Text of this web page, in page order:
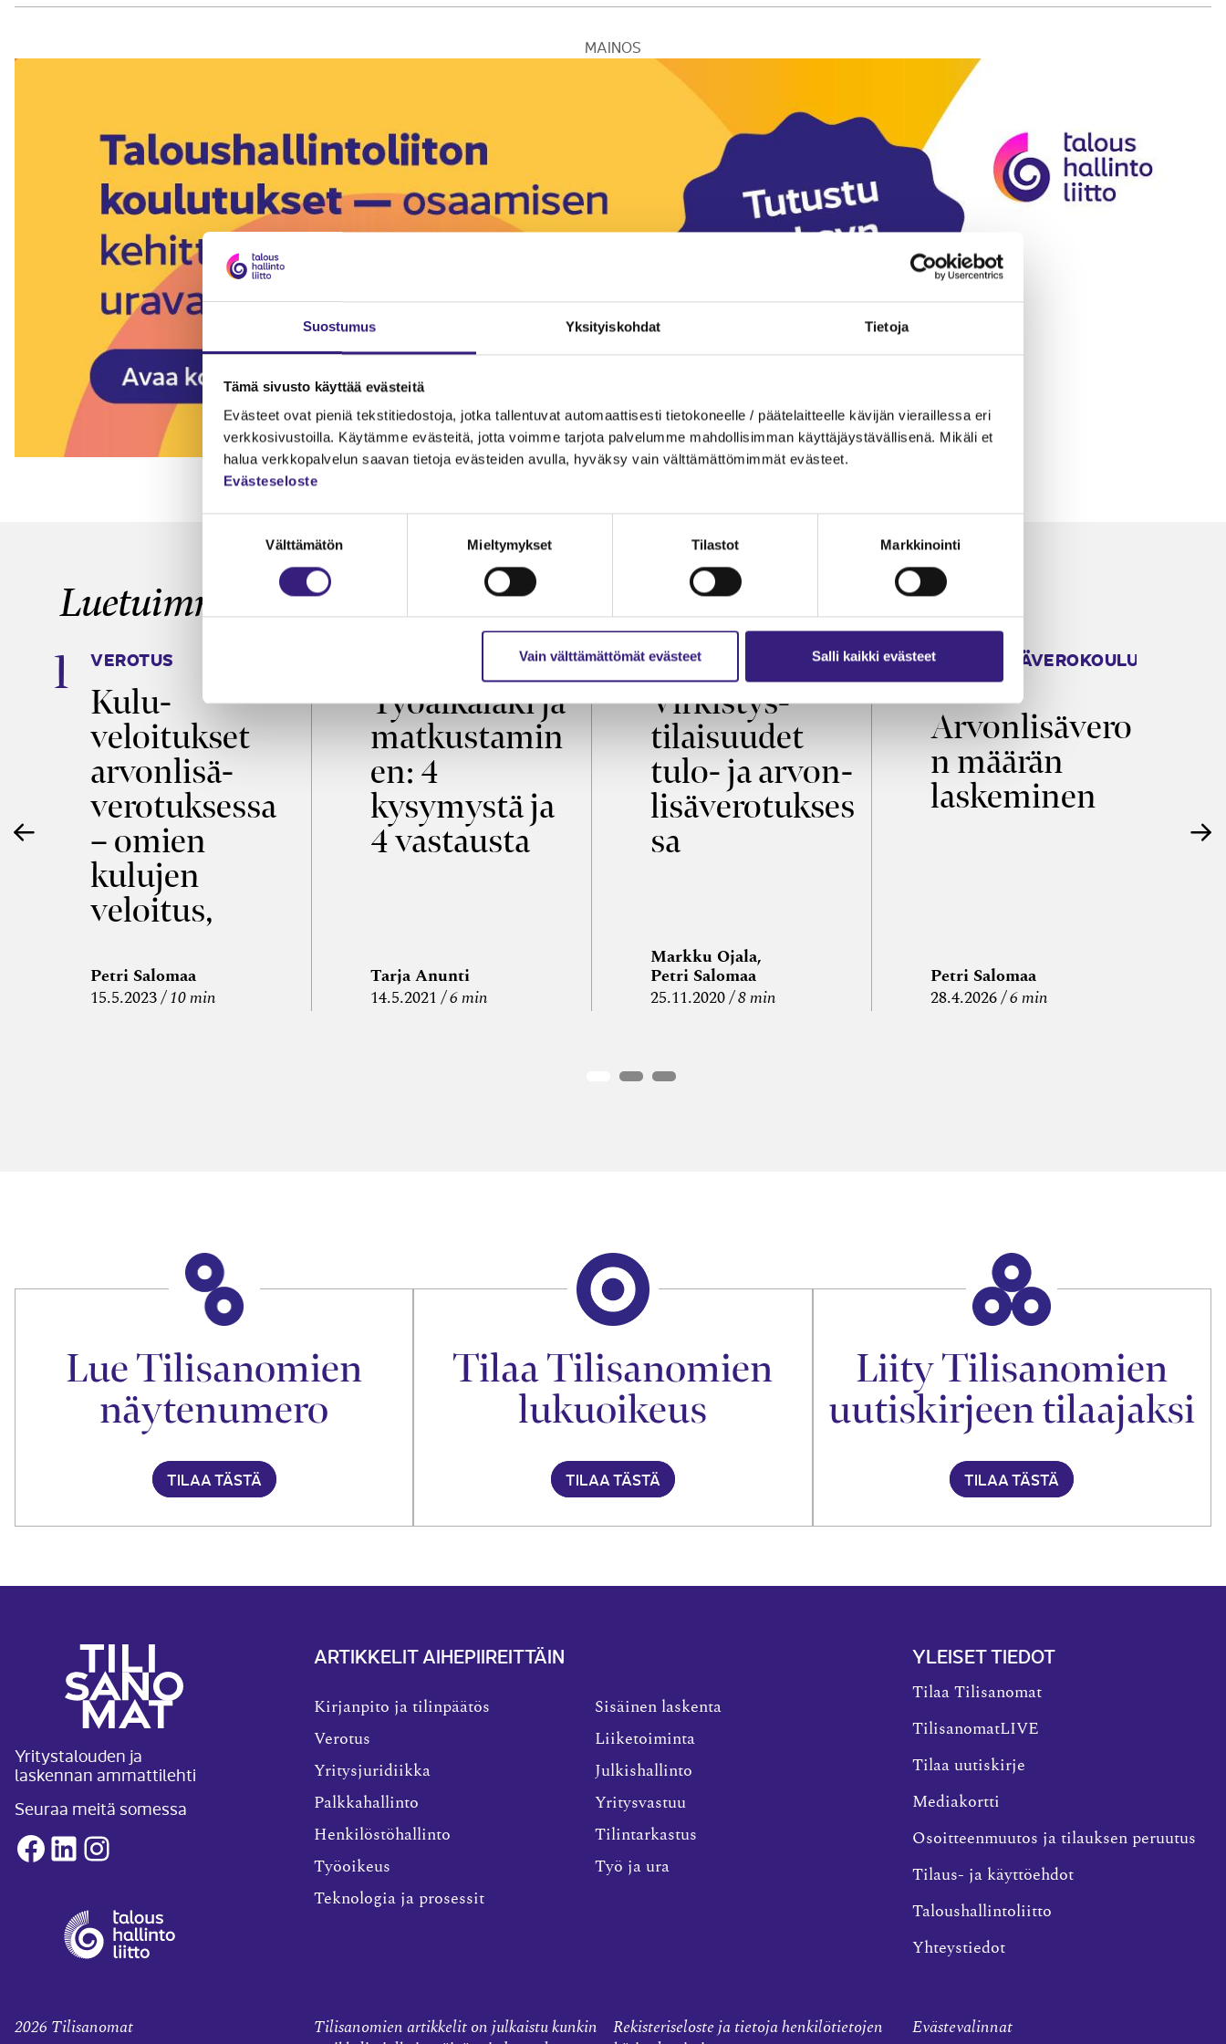
Suostumus Yksityiskohdat Tietoja
Tämä sivusto käyttää evästeitä
Evästeet ovat pieniä tekstitiedostoja, jotka tallentuvat automaattisesti tietokoneelle / päätelaitteelle kävijän vieraillessa eri
verkkosivustoilla. Käytämme evästeitä, jotta voimme tarjota palvelumme mahdollisimman käyttäjäystävällisenä. Mikäli et
halua verkkopalvelun saavan tietoja evästeiden avulla, hyväksy vain välttämättömimmät evästeet.
Evästeseloste
Välttämätön Mieltymykset Tilastot Markkinointi
Vain välttämättömät evästeet Salli kaikki evästeet
MAINOS
Luetuimmat
VEROTUS
Kulu­
veloitukset
arvon­lisä­
verotuksessa
– omien
kulujen
veloitus,
edelleen­
veloitus ja
Petri Salomaa
15.5.2023 10 min
Työaikalaki ja
matkustamin
en: 4
kysymystä ja
4 vastausta
Tarja Anunti
14.5.2021
6 min
VEROTUS
Virkistys­
tilaisuudet
tulo- ja arvon­
lisäverotukses
sa
Markku Ojala,
Petri Salomaa
25.11.2020 8 min
ARVONLISÄVEROKOULU
2026
Arvonlisävero
n määrän
laskeminen
Petri Salomaa
28.4.2026 6 min
Lue Tilisanomien
näytenumero
TILAA TÄSTÄ
Tilaa Tilisanomien
lukuoikeus
TILAA TÄSTÄ
Liity Tilisanomien
uutiskirjeen tilaajaksi
TILAA TÄSTÄ
Yritystalouden ja
laskennan ammattilehti
Seuraa meitä somessa
Facebook
LinkedInInstagram
ARTIKKELIT AIHEPIIREITTÄIN
Kirjanpito ja tilinpäätös
Verotus
Yritysjuridiikka
Palkkahallinto
Henkilöstöhallinto
Työoikeus
Teknologia ja prosessit
Sisäinen laskenta
Liiketoiminta
Julkishallinto
Yritysvastuu
Tilintarkastus
Työ ja ura
YLEISET TIEDOT
Tilaa Tilisanomat
TilisanomatLIVE
Tilaa uutiskirje
Mediakortti
Osoitteenmuutos ja tilauksen peruutus
Tilaus- ja käyttöehdot
Taloushallintoliitto
Yhteystiedot
2026 Tilisanomat
Tilisanomien artikkelit on julkaistu kunkin
Rekisteriseloste ja tietoja henkilötietojen
Evästevalinnat